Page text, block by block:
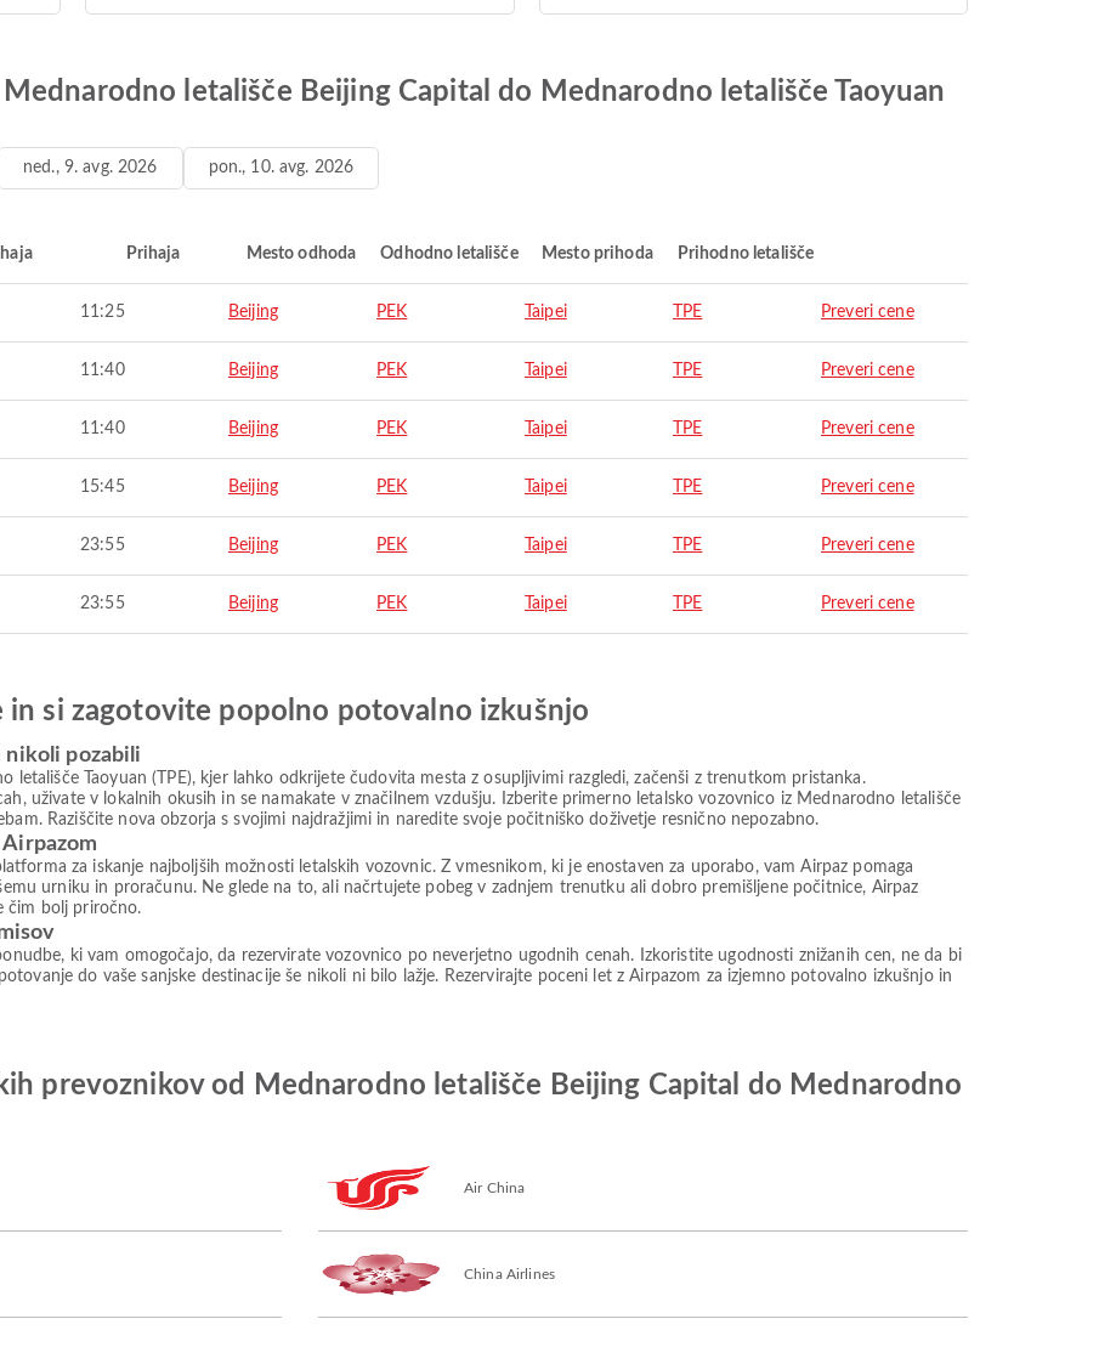
letališče Beijing Capital do Mednarodno letališče Taoyuan
ned., 9. avg. 2026 pon., 10. avg. 2026
Prihaja Mesto odhoda Odhodno letališče Mesto prihoda Prihodno letališče
11:25 Beijing PEK Taipei TPE Preveri cene
11:40 Beijing PEK Taipei TPE Preveri cene
11:40 Beijing PEK Taipei TPE Preveri cene
15:45 Beijing PEK Taipei TPE Preveri cene
23:55 Beijing PEK Taipei TPE Preveri cene
23:55 Beijing PEK Taipei TPE Preveri cene
in si zagotovite popolno potovalno izkušnjo
pozabili
letališče Taoyuan (TPE), kjer lahko odkrijete čudovita mesta z osupljivimi razgledi, začenši z trenutkom pristanka.
uživate v lokalnih okusih in se namakate v značilnem vzdušju. Izberite primerno letalsko vozovnico iz Mednarodno letališče
Raziščite nova obzorja s svojimi najdražjimi in naredite svoje počitniško doživetje resnično nepozabno.
za iskanje najboljših možnosti letalskih vozovnic. Z vmesnikom, ki je enostaven za uporabo, vam Airpaz pomaga
urniku in proračunu. Ne glede na to, ali načrtujete pobeg v zadnjem trenutku ali dobro premišljene počitnice, Airpaz
čim bolj priročno.
ki vam omogočajo, da rezervirate vozovnico po neverjetno ugodnih cenah. Izkoristite ugodnosti znižanih cen, ne da bi
do vaše sanjske destinacije še nikoli ni bilo lažje. Rezervirajte poceni let z Airpazom za izjemno potovalno izkušnjo in
prevoznikov od Mednarodno letališče Beijing Capital do Mednarodno
Air China
China Airlines